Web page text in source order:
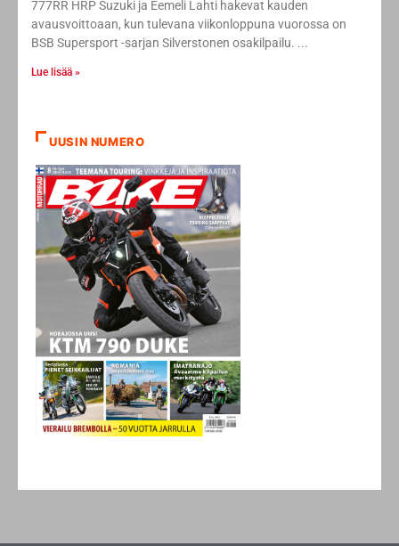
777RR HRP Suzuki ja Eemeli Lahti hakevat kauden
avausvoittoaan, kun tulevana viikonloppuna vuorossa on
BSB Supersport -sarjan Silverstonen osakilpailu.
Lue lisää »
UUSIN NUMERO